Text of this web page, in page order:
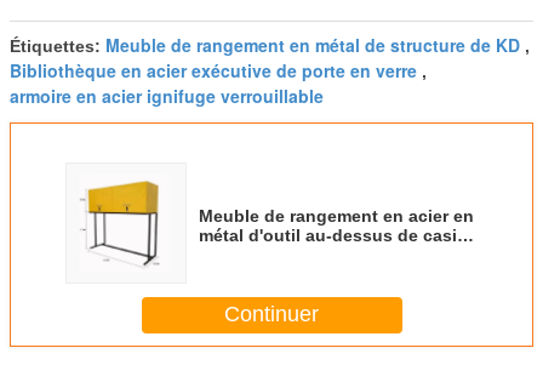
Étiquettes: Meuble de rangement en métal de structure de KD ,
Bibliothèque en acier exécutive de porte en verre ,
armoire en acier ignifuge verrouillable
Meuble de rangement en acier en
métal d'outil au-dessus de casier
Continuer